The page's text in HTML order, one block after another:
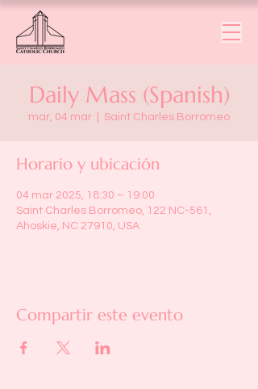
Daily Mass (Spanish)
mar, 04 mar Saint Charles Borromeo
Horario y ubicación
04 mar 2025, 18:30 – 19:00
Saint Charles Borromeo, 122 NC-561,
Ahoskie, NC 27910, USA
Compartir este evento